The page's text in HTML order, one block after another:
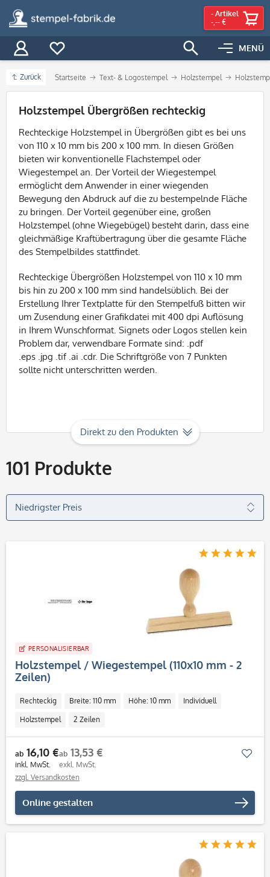
MENÜ
- Artikel
-,-- €
Zurück Startseite Text- & Logostempel Holzstempel
Filter
Holzstempel Übergrößen rechteckig
Rechteckige Holzstempel in Übergrößen gibt es bei uns
von 110 x 10 mm bis 200 x 100 mm. In diesen Größen
bieten wir konventionelle Flachstempel oder
Wiegestempel an. Der Vorteil der Wiegestempel
ermöglicht dem Anwender in einer wiegenden
Bewegung den Abdruck auf die zu bestempelnde Fläche
zu bringen. Der Vorteil gegenüber eine, großen
Holzstempel (ohne Wiegebügel) besteht darin, dass eine
gleichmäßige Kraftübertragung über die gesamte Fläche
des Stempelbildes stattfindet.
Rechteckige Übergrößen Holzstempelvon 110 x 10 mm
bis hin zu 200 x 100 mm sind handelsüblich. Bei der
Erstellung IhrerTextplatte für den Stempelfuß bitten wir
um Zusendung einerGrafikdatei mit 400 dpi Auflösung
in Ihrem Wunschformat. Signets oder Logos stellen kein
Problem dar, verwendbare Formate sind: .pdf
.eps .jpg .tif.ai .cdr. Die Schriftgröße von 7 Punkten
sollte nicht unterschritten werden.
Direkt zu den Produkten
101 Produkte
PERSONALISIERBAR
Holzstempel / Wiegestempel (110x10 mm - 2
Zeilen)
Rechteckig Breite: 110 mm Höhe: 10 mm Individuell
Holzstempel 2 Zeilen
ab 16,10 €
inkl. MwSt.
ab 13,53 €
exkl. MwSt.
zzgl. Versandkosten
Online gestalten